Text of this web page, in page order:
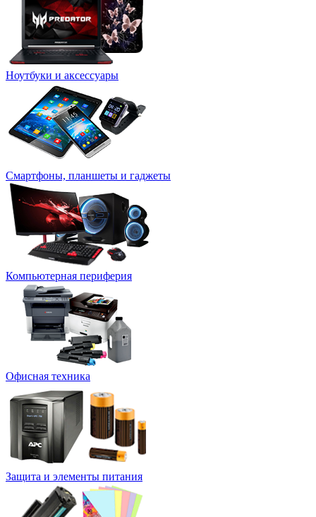
Ноутбуки и аксессуары
Смартфоны, планшеты и гаджеты
Компьютерная периферия
Офисная техника
Защита и элементы питания